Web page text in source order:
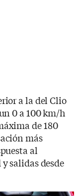
a la del Clio
0 a 100 km/h
de 180
más
al
salidas desde